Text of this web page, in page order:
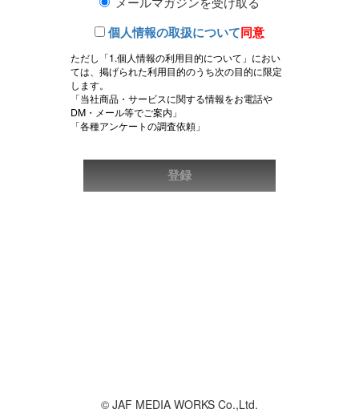
個人情報の取扱について同意
ただし「1.個人情報の利用目的について」におい
ては、掲げられた利用目的のうち次の目的に限定
します。
「当社商品・サービスに関する情報をお電話や
DM・メール等でご案内」
「各種アンケートの調査依頼」
© JAF MEDIA WORKS Co.,Ltd.